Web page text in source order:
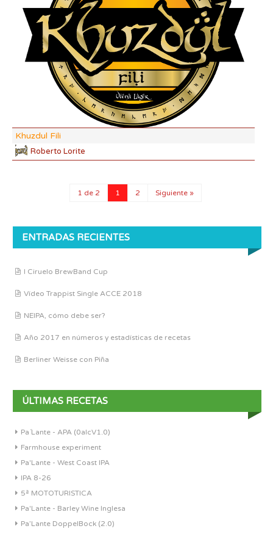
Khuzdul Fili
Roberto Lorite
1 de 2 1 2 Siguiente »
ENTRADAS RECIENTES
I Ciruelo BrewBand Cup
Vídeo Trappist Single ACCE 2018
NEIPA, cómo debe ser?
Año 2017 en números y estadísticas de recetas
Berliner Weisse con Piña
ÚLTIMAS RECETAS
Pa´Lante - APA (0alcV1.0)
Farmhouse experiment
Pa'Lante - West Coast IPA
IPA 8-26
5ª MOTOTURISTICA
Pa'Lante - Barley Wine Inglesa
Pa’Lante DoppelBock (2.0)